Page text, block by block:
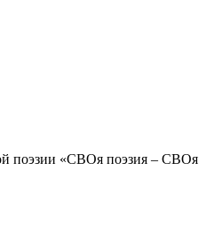
поэзии «СВОя поэзия – СВОя